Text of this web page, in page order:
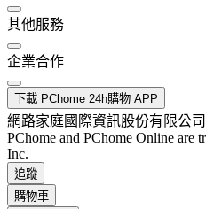
其他服務
企業合作
下載 PChome 24h購物 APP
網路家庭國際資訊股份有限公
PChome and PChome Online are
Inc.
追蹤
購物車